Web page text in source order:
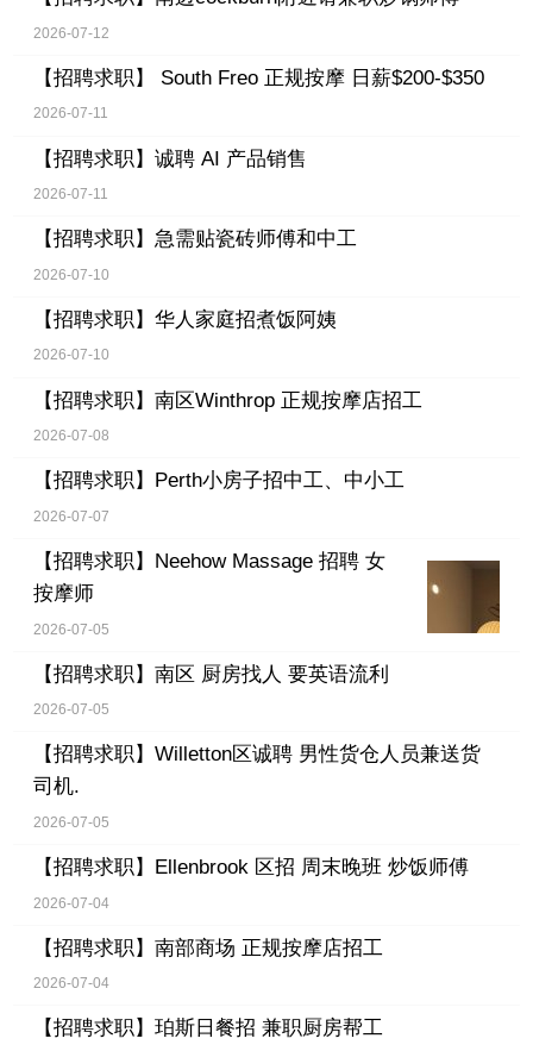
2026-07-12
【招聘求职】 South Freo 正规按摩 日薪$200-$350
2026-07-11
【招聘求职】 诚聘 AI 产品销售
2026-07-11
【招聘求职】 急需贴瓷砖师傅和中工
2026-07-10
【招聘求职】 华人家庭招煮饭阿姨
2026-07-10
【招聘求职】 南区Winthrop 正规按摩店招工
2026-07-08
【招聘求职】 Perth小房子招中工、中小工
2026-07-07
【招聘求职】 Neehow Massage 招聘 女
按摩师
2026-07-05
【招聘求职】 南区 厨房找人 要英语流利
2026-07-05
【招聘求职】 Willetton区诚聘 男性货仓人员兼送货
司机.
2026-07-05
【招聘求职】 Ellenbrook 区招 周末晚班 炒饭师傅
2026-07-04
【招聘求职】 南部商场 正规按摩店招工
2026-07-04
【招聘求职】 珀斯日餐招 兼职厨房帮工